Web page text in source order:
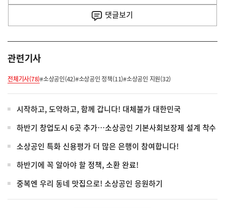
댓글보기
관련기사
전체기사(78)#소상공인(42)#소상공인 정책(11)#소상공인 지원(32)
시작하고, 도약하고, 함께 갑니다! 대체불가 대한민국
하반기 창업도시 6곳 추가…소상공인 기본사회보장제 설계 착수
소상공인 특화 신용평가 더 많은 은행이 참여합니다!
하반기에 꼭 알아야 할 정책, 소환 완료!
중복엔 우리 동네 맛집으로! 소상공인 응원하기